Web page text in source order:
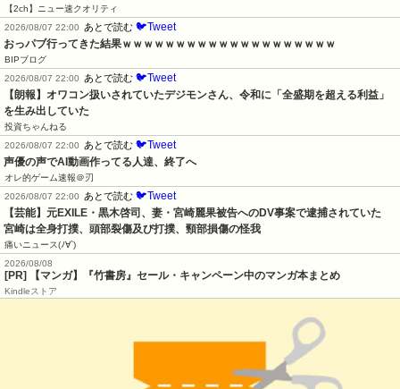
【2ch】ニュー速クオリティ
2026/08/07 22:00
あとで読む 🐦Tweet
おっパブ行ってきた結果ｗｗｗｗｗｗｗｗｗｗｗｗｗｗｗｗｗｗｗｗ
BIPブログ
2026/08/07 22:00
あとで読む 🐦Tweet
【朗報】オワコン扱いされていたデジモンさん、令和に「全盛期を超える利益」
を生み出していた
投資ちゃんねる
2026/08/07 22:00
あとで読む 🐦Tweet
声優の声でAI動画作ってる人達、終了へ
オレ的ゲーム速報＠刃
2026/08/07 22:00
あとで読む 🐦Tweet
【芸能】元EXILE・黒木啓司、妻・宮崎麗果被告へのDV事案で逮捕されていた
宮崎は全身打撲、頭部裂傷及び打撲、頸部損傷の怪我
痛いニュース(ﾉ∀`)
2026/08/08
[PR] 【マンガ】『竹書房』セール・キャンペーン中のマンガ本まとめ
Kindleストア